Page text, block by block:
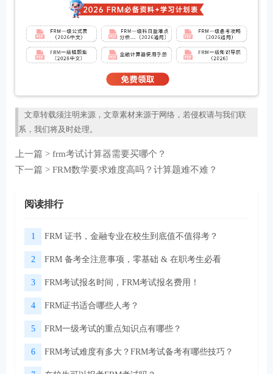
文章转载须注明来源，文章素材来源于网络，若侵权请与我们联
系，我们将及时处理。
上一篇 > frm考试计算器需要买哪个？
下一篇 > FRM数学要求难度高吗？计算题难不难？
阅读排行
1 FRM 证书，金融专业在校生到底值不值得考？
2 FRM 备考全注意事项，零基础 & 在职考生必看
3 FRM考试报名时间，FRM考试报名费用！
4 FRM证书适合哪些人考？
5 FRM一级考试的重点知识点有哪些？
6 FRM考试难度有多大？FRM考试备考有哪些技巧？